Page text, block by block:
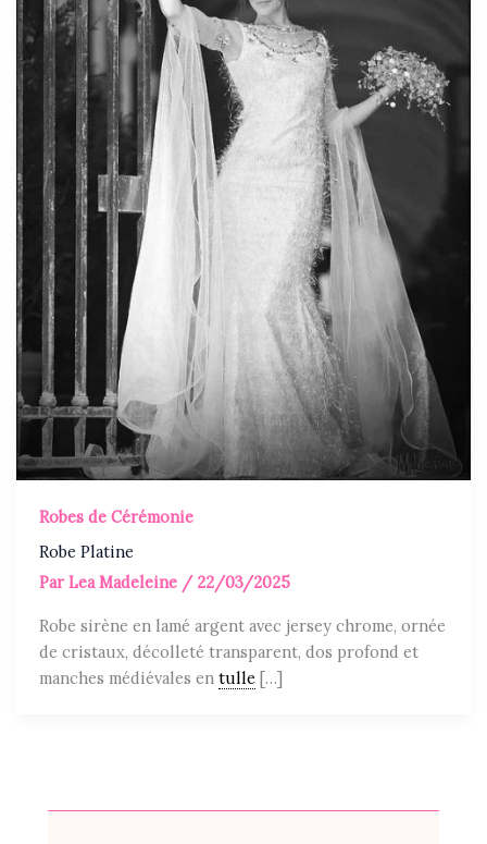
Robes de Cérémonie
Robe Platine
ParLea Madeleine / 22/03/2025
Robe sirène en lamé argent avec jersey chrome, ornée
de cristaux, décolleté transparent, dos profond et
manches médiévales entulle […]